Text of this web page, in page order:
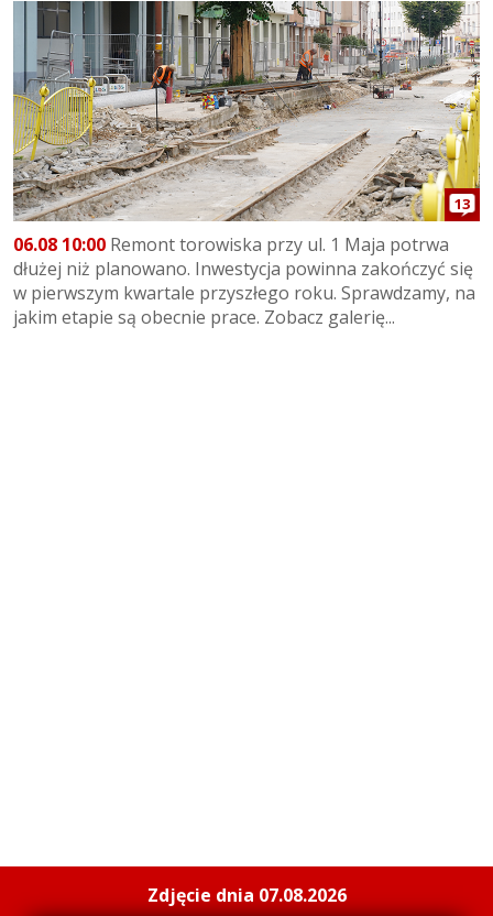
13
06.08 10:00 Remont torowiska przy ul. 1 Maja potrwa
dłużej niż planowano. Inwestycja powinna zakończyć się
w pierwszym kwartale przyszłego roku. Sprawdzamy, na
jakim etapie są obecnie prace. Zobacz galerię...
Zdjęcie dnia 07.08.2026